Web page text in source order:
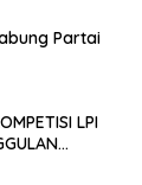
Partai
LPI